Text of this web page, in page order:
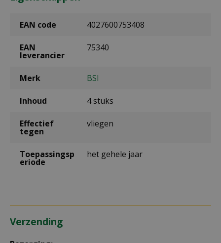
EAN code 4027600753408
EAN
leverancier
75340
Merk BSI
Inhoud 4 stuks
Effectief
tegen
vliegen
Toepassingsp
eriode
het gehele jaar
Verzending